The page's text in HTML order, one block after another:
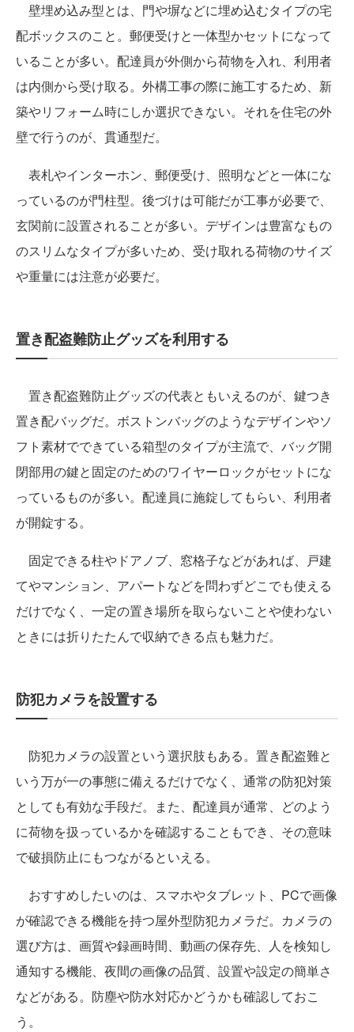
壁埋め込み型とは、門や塀などに埋め込むタイプの宅
配ボックスのこと。郵便受けと一体型かセットになって
いることが多い。配達員が外側から荷物を入れ、利用者
は内側から受け取る。外構工事の際に施工するため、新
築やリフォーム時にしか選択できない。それを住宅の外
壁で行うのが、貫通型だ。
表札やインターホン、郵便受け、照明などと一体にな
っているのが門柱型。後づけは可能だが工事が必要で、
玄関前に設置されることが多い。デザインは豊富なもの
のスリムなタイプが多いため、受け取れる荷物のサイズ
や重量には注意が必要だ。
置き配盗難防止グッズを利用する
置き配盗難防止グッズの代表ともいえるのが、鍵つき
置き配バッグだ。ボストンバッグのようなデザインやソ
フト素材でできている箱型のタイプが主流で、バッグ開
閉部用の鍵と固定のためのワイヤーロックがセットにな
っているものが多い。配達員に施錠してもらい、利用者
が開錠する。
固定できる柱やドアノブ、窓格子などがあれば、戸建
てやマンション、アパートなどを問わずどこでも使える
だけでなく、一定の置き場所を取らないことや使わない
ときには折りたたんで収納できる点も魅力だ。
防犯カメラを設置する
防犯カメラの設置という選択肢もある。置き配盗難と
いう万が一の事態に備えるだけでなく、通常の防犯対策
としても有効な手段だ。また、配達員が通常、どのよう
に荷物を扱っているかを確認することもでき、その意味
で破損防止にもつながるといえる。
おすすめしたいのは、スマホやタブレット、PCで画像
が確認できる機能を持つ屋外型防犯カメラだ。カメラの
選び方は、画質や録画時間、動画の保存先、人を検知し
通知する機能、夜間の画像の品質、設置や設定の簡単さ
などがある。防塵や防水対応かどうかも確認しておこ
う。